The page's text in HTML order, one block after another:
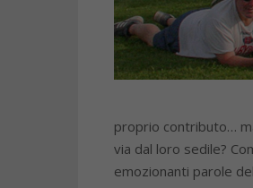
proprio contributo…
via dal loro sedile?
emozionanti parole